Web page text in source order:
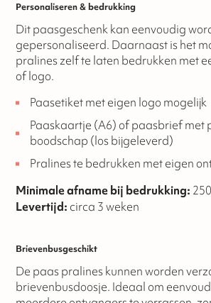
Personaliseren & bedrukking
Dit paasgeschenk kan eenvoudig
gepersonaliseerd. Daarnaast is het
pralines zelf te laten bedrukken met
of logo.
Paasetiket met eigen logo mogelijk
Paaskaartje (A6) of paasbrief met
boodschap (los bijgeleverd)
Pralines te bedrukken met eigen
Minimale afname bij bedrukking:
Levertijd: circa 3 weken
Brievenbusgeschikt
De paas pralines kunnen worden
brievenbusdoosje. Ideaal om